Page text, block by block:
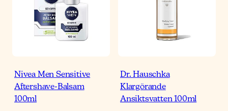
Nivea Men Sensitive
Aftershave-Balsam
100ml
Dr. Hauschka
Klargörande
Ansiktsvatten 100ml